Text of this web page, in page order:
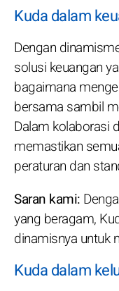
Kuda dalam
Dengan
solusi keuangan
bagaimana
bersama sambil
Dalam kolaborasi
memastikan
peraturan dan
Saran kami:
yang beragam,
dinamisnya untuk
Kuda dalam